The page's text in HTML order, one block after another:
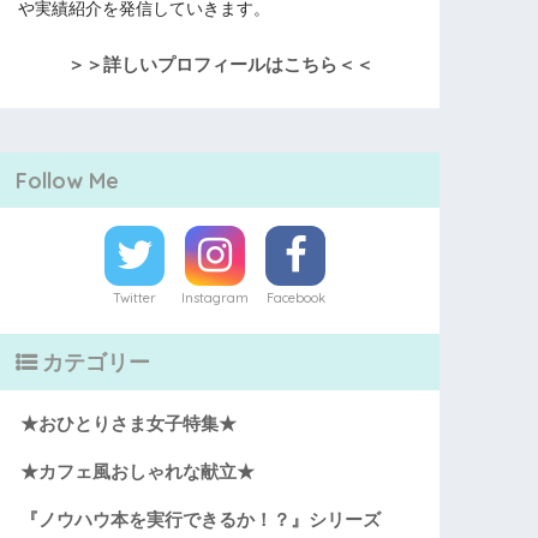
や実績紹介を発信していきます。
＞＞詳しいプロフィールはこちら＜＜
Follow Me
Twitter Instagram Facebook
カテゴリー
★おひとりさま女子特集★
★カフェ風おしゃれな献立★
『ノウハウ本を実行できるか！？』シリーズ